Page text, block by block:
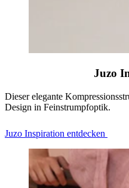
Juzo
Dieser elegante
Design in Feinstrumpfoptik.
Juzo Inspiration entdecken